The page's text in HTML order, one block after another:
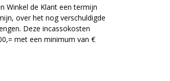
Winkel de Klant een termijn
over het nog verschuldigde
Deze incassokosten
met een minimum van €